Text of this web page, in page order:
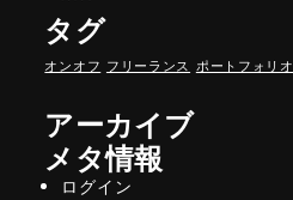
タグ
オンオフ フリーランス ポートフォリオ
アーカイブ
メタ情報
ログイン